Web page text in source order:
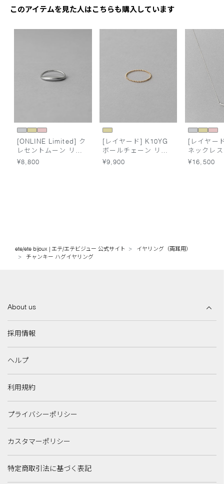
このアイテムを見た人はこちらも購入しています
[ONLINE Limited] ク
レセントムーン リン
グ
¥8,800
[レイヤード] K10YG
ボールチェーン リン
グ
¥9,900
[レイヤー
ネックレス
¥16,500
ete/ete bijoux | エテ/エテビジュー 公式サイト
イヤリング（両耳用）
チャンキー ハグイヤリング
About us
採用情報
ヘルプ
利用規約
プライバシーポリシー
カスタマーポリシー
特定商取引法に基づく表記